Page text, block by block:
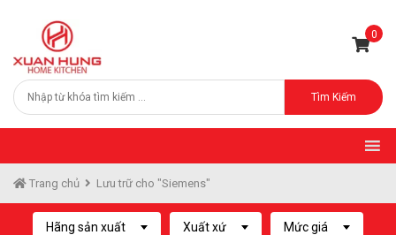
0
Tìm Kiếm
Trang chủ Lưu trữ cho "Siemens"
Hãng sản xuất Xuất xứ Mức giá